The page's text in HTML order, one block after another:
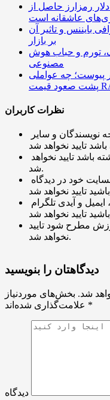
۲۵ میلیون دلار رمزارز حاصل از
عاشقانه است
بایننس و تاثیر آن
بر بازار
تورم و حباب هوش
مصنوعی
پیوست؛ چه عواملی
نظرات کاربران
شد.
مطرح شود تایید
نخواهد شد.
دیدگاهتان را بنویسید
شد. بخش‌های موردنیاز
*
دیدگاه